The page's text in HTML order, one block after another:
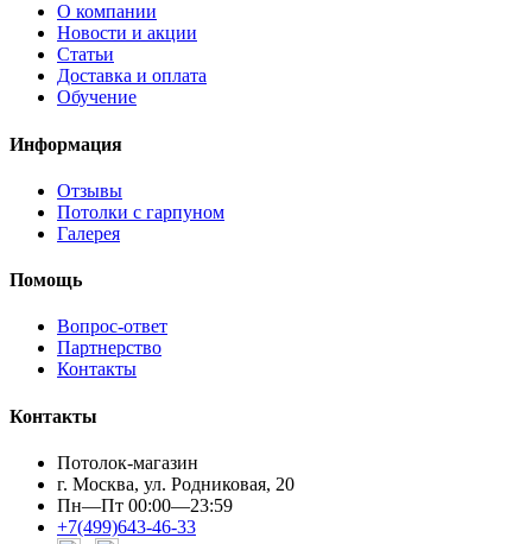
О компании
Новости и акции
Статьи
Доставка и оплата
Обучение
Информация
Отзывы
Потолки с гарпуном
Галерея
Помощь
Вопрос-ответ
Партнерство
Контакты
Контакты
Потолок-магазин
г. Москва, ул. Родниковая, 20
Пн—Пт 00:00—23:59
+7(499)643-46-33